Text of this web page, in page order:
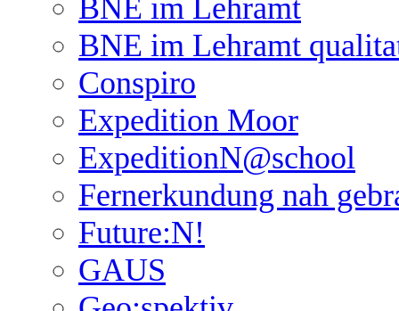
BNE im Lehramt
BNE im Lehramt
Conspiro
Expedition Moor
ExpeditionN@school
Fernerkundung nah
Future:N!
GAUS